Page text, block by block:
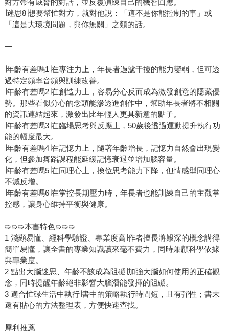
對方帶有威脅的對話，並反覆演練自己的機智回應。
∣迷思8∣想要幫忙對方，就對他說：「這不是你能控制的事」或
「這是大環境問題，與你無關」之類的話。
━
∣年齡有差嗎1∣在專注力上，年長者過濾干擾的能力變弱，但可透
過特定頻率音頻與訓練改善。
∣年齡有差嗎2∣在創造力上，容易分心反而成為激發創意的隱藏優
勢。那些看似分心的念頭能滲透進創作中，幫助年長者將不相關
的資訊連結起來，激發出比年輕人更具新意的點子。
∣年齡有差嗎3∣在臨場思考與反應上，50歲後透過運動提升執行功
能的幅度最大。
∣年齡有差嗎4∣在記憶力上，隨著年齡增長，記憶力自然會出現變
化，但參加舞蹈課程能延緩記憶衰退並增加腦容量。
∣年齡有差嗎5∣在同理心上，換位思考能力下降，但情感型同理心
不減反增。
∣年齡有差嗎6∣在掌控長期壓力時，年長者也能訓練自己的主觀掌
控感，讓身心維持平衡與健康。
➯➯➯本書特色➯➯➯
1 淺顯易懂、經科學驗證、專業度高∣作者擅長將艱深的概念講得
簡單易懂，讓全書的專業知識讀來毫不費力，同時兼顧科學依據
與專業度。
2 點出大腦迷思、年齡不該成為阻礙∣加強大腦如何使用的正確觀
念，同時提醒年齡絕非影響大腦潛能發揮的阻礙。
3 適合忙碌生活中執行∣書中的策略執行時間短，且有彈性；書末
還有貼心的方法整理表，方便快速查找。
犀利推薦